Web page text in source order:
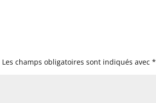
Les champs obligatoires sont indiqués avec*